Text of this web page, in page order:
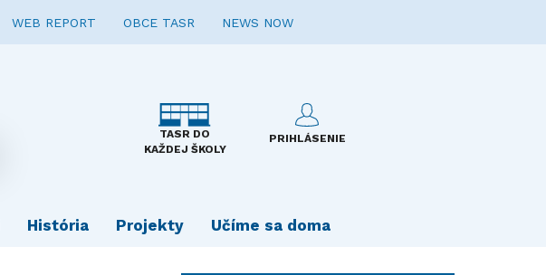
WEB REPORT OBCE TASR NEWS NOW
TASR DO
KAŽDEJ ŠKOLY
PRIHLÁSENIE
História Projekty Učíme sa doma